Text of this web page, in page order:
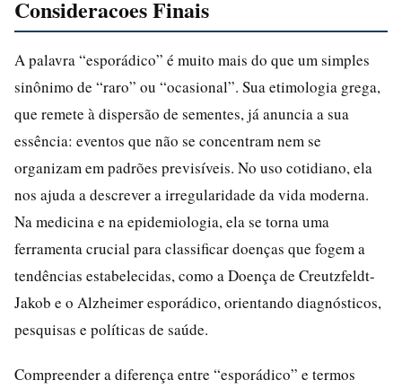
Consideracoes Finais
A palavra “esporádico” é muito mais do que um simples
sinônimo de “raro” ou “ocasional”. Sua etimologia grega,
que remete à dispersão de sementes, já anuncia a sua
essência: eventos que não se concentram nem se
organizam em padrões previsíveis. No uso cotidiano, ela
nos ajuda a descrever a irregularidade da vida moderna.
Na medicina e na epidemiologia, ela se torna uma
ferramenta crucial para classificar doenças que fogem a
tendências estabelecidas, como a Doença de Creutzfeldt-
Jakob e o Alzheimer esporádico, orientando diagnósticos,
pesquisas e políticas de saúde.
Compreender a diferença entre “esporádico” e termos